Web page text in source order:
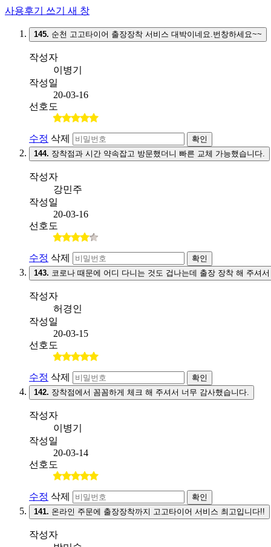
사용후기 쓰기 새 창
145. 순천 고고타이어 출장장착 서비스 대박이네요.번창하세요~~
작성자
이병기
작성일
20-03-16
선호도
수정 삭제
확인
144. 장착점과 시간 약속잡고 방문했더니 빠른 교체 가능했습니다.
작성자
강민주
작성일
20-03-16
선호도
수정 삭제
확인
143. 코로나 때문에 어디 다니는 것도 겁나는데 출장 장착 해 주셔
작성자
허경인
작성일
20-03-15
선호도
수정 삭제
확인
142. 장착점에서 꼼꼼하게 체크 해 주셔서 너무 감사했습니다.
작성자
이병기
작성일
20-03-14
선호도
수정 삭제
확인
141. 온라인 주문에 출장장착까지 고고타이어 서비스 최고입니다!!
작성자